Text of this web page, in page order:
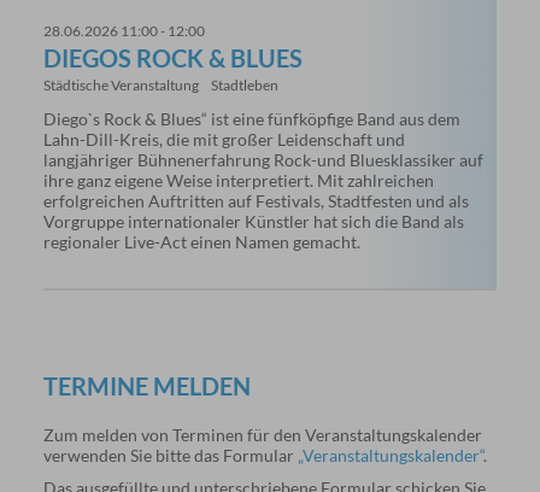
28.06.2026 11:00 - 12:00
DIEGOS ROCK & BLUES
Städtische Veranstaltung Stadtleben
Diego`s Rock & Blues“ ist eine fünfköpfige Band aus dem
Lahn-Dill-Kreis, die mit großer Leidenschaft und
langjähriger Bühnenerfahrung Rock-und Bluesklassiker auf
ihre ganz eigene Weise interpretiert. Mit zahlreichen
erfolgreichen Auftritten auf Festivals, Stadtfesten und als
Vorgruppe internationaler Künstler hat sich die Band als
regionaler Live-Act einen Namen gemacht.
TERMINE MELDEN
Zum melden von Terminen für den Veranstaltungskalender
verwenden Sie bitte das Formular „Veranstaltungskalender“.
Das ausgefüllte und unterschriebene Formular schicken Sie